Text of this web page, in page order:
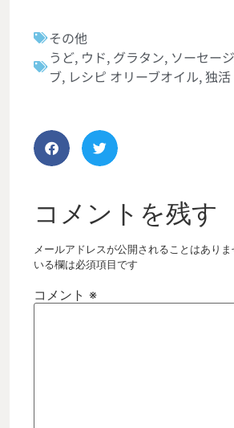
その他
うど, ウド, グラタン, ソーセージ
ブ, レシピ オリーブオイル,独活
コメントを残す
メールアドレスが公開されることはありま
いる欄は必須項目です
コメント ※